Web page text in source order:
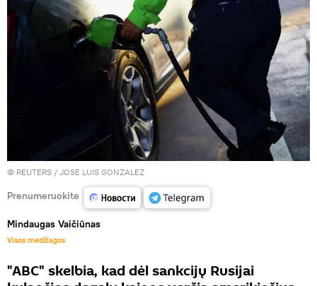
© REUTERS / JOSE LUIS GONZALEZ
Prenumeruokite
Mindaugas Vaičiūnas
Visos medžiagos
"ABC" skelbia, kad dėl sankcijų Rusijai